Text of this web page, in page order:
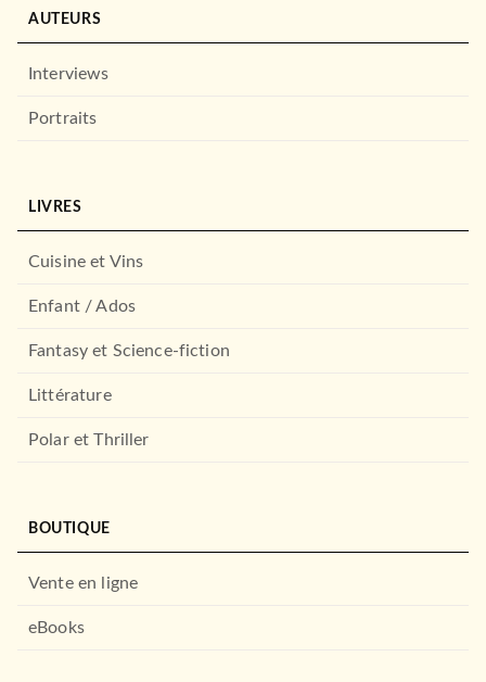
AUTEURS
Interviews
Portraits
LIVRES
Cuisine et Vins
Enfant / Ados
Fantasy et Science-fiction
Littérature
Polar et Thriller
BOUTIQUE
Vente en ligne
eBooks